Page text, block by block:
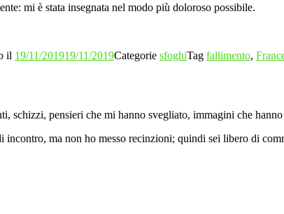
mi è stata insegnata nel modo più doloroso possibile.
il 19/11/201919/11/2019Categorie sfoghiTag fallimento,
schizzi, pensieri che mi hanno svegliato, immagini che
incontro, ma non ho messo recinzioni; quindi sei libero di